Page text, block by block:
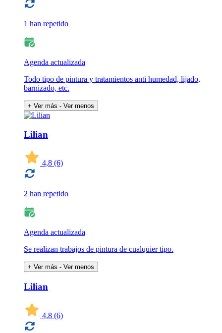
1 han repetido
Agenda actualizada
Todo tipo de pintura y tratamientos anti humedad, lijado,
barnizado, etc.
+ Ver más - Ver menos
Lilian
4,8 (6)
2 han repetido
Agenda actualizada
Se realizan trabajos de pintura de cualquier tipo.
+ Ver más - Ver menos
Lilian
4,8 (6)